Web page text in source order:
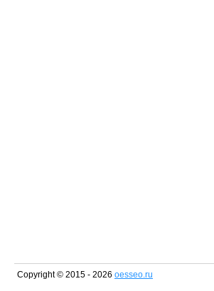
Copyright © 2015 - 2026 oesseo.ru